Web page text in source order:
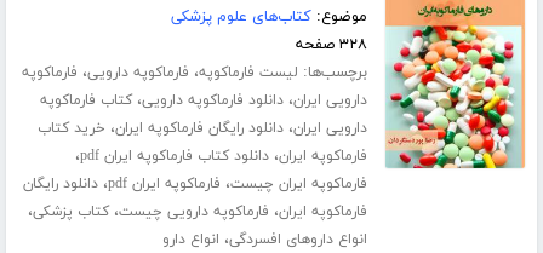
موضوع:کتاب‌های علوم پزشکی
۳۲۸ صفحه
برچسب‌ها: لیست فارماکوپه، فارماکوپه دارویی، فارماکوپه
دارویی ایران،دانلود فارماکوپه دارویی،کتاب فارماکوپه
دارویی ایران،دانلود رایگان فارماکوپه ایران، خرید کتاب
فارماکوپه ایران،دانلود کتاب فارماکوپه ایران pdf ،
فارماکوپه ایران چیست، فارماکوپه ایران pdf ،دانلود رایگان
فارماکوپه ایران، فارماکوپه دارویی چیست،کتاب پزشکی،
انواع داروهای افسردگی، انواع دارو